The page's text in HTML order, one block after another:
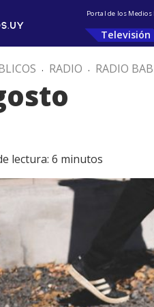
Portal de los
Televisión
. RADIO . RADIO
lectura: 6 minutos